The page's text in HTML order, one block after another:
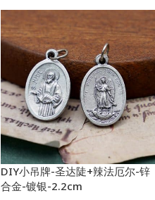
DIY小吊牌-圣达陡+辣法厄尔-锌
合金-镀银-2.2cm